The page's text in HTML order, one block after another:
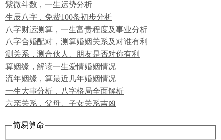
紫微斗数，一生运势分析
生辰八字，免费100条初步分析
八字财运测算，一生富贵程度及事业分析
八字合婚配对，测算婚姻关系及对谁有利
测关系，测合伙人、朋友是否对你有利
算姻缘，解读一生爱情婚姻情况
流年姻缘，算最近几年婚姻情况
一生大事分析，八字格局全面解析
六亲关系，父母、子女关系吉凶
简易算命